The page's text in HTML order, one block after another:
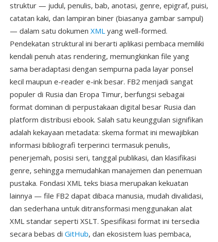
struktur — judul, penulis, bab, anotasi, genre, epigraf, puisi,
catatan kaki, dan lampiran biner (biasanya gambar sampul)
— dalam satu dokumen XML yang well-formed.
Pendekatan struktural ini berarti aplikasi pembaca memiliki
kendali penuh atas rendering, memungkinkan file yang
sama beradaptasi dengan sempurna pada layar ponsel
kecil maupun e-reader e-ink besar. FB2 menjadi sangat
populer di Rusia dan Eropa Timur, berfungsi sebagai
format dominan di perpustakaan digital besar Rusia dan
platform distribusi ebook. Salah satu keunggulan signifikan
adalah kekayaan metadata: skema format ini mewajibkan
informasi bibliografi terperinci termasuk penulis,
penerjemah, posisi seri, tanggal publikasi, dan klasifikasi
genre, sehingga memudahkan manajemen dan penemuan
pustaka. Fondasi XML teks biasa merupakan kekuatan
lainnya — file FB2 dapat dibaca manusia, mudah divalidasi,
dan sederhana untuk ditransformasi menggunakan alat
XML standar seperti XSLT. Spesifikasi format ini tersedia
secara bebas di GitHub, dan ekosistem luas pembaca,